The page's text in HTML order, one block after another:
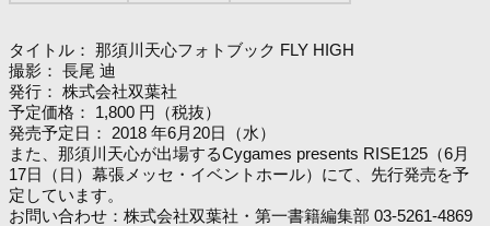
タイトル： 那須川天心フォトブック FLY HIGH
撮影： 長尾 迪
発行： 株式会社双葉社
予定価格： 1,800 円（税抜）
発売予定日： 2018 年6月20日（水）
また、那須川天心が出場するCygames presents RISE125（6月
17日（日）幕張メッセ・イベントホール）にて、先行発売を予
定しています。
お問い合わせ：株式会社双葉社・第一書籍編集部 03-5261-4869